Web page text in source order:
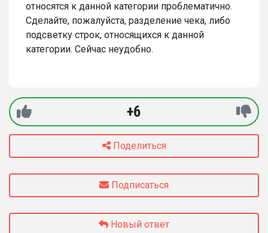
относятся к данной категории проблематично.
Сделайте, пожалуйста, разделение чека, либо
подсветку строк, относящихся к данной
категории. Сейчас неудобно.
+6
Поделиться
Подписаться
Новый ответ